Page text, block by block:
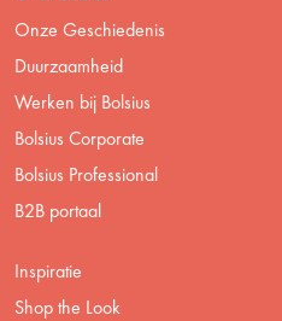
Onze Geschiedenis
Duurzaamheid
Werken bij Bolsius
Bolsius Corporate
Bolsius Professional
B2B portaal
Inspiratie
Shop the Look